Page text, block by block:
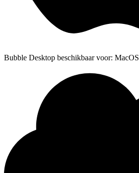
Bubble Desktop beschikbaar voor: MacOS